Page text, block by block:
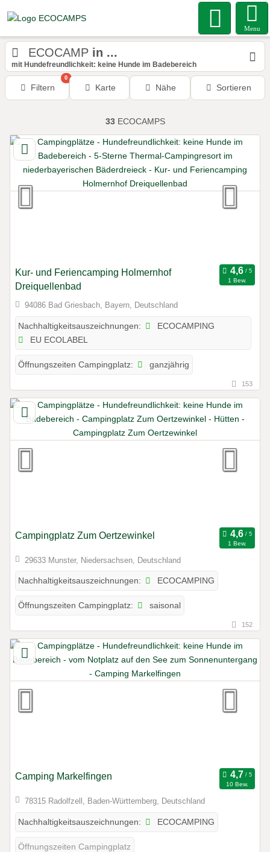
Menu
ECOCAMP in ...
mit Hundefreundlichkeit: keine Hunde im Badebereich
Filtern
0
Karte Nähe Sortieren
33ECOCAMPS
Kur- und Feriencamping Holmernhof
Dreiquellenbad
1 Bew.
94086 Bad Griesbach, Bayern, Deutschland
Nachhaltigkeitsauszeichnungen:
ECOCAMPING
EU ECOLABEL
Öffnungszeiten Campingplatz: ganzjährig
153
Campingplatz Zum Oertzewinkel
1 Bew.
29633 Munster, Niedersachsen, Deutschland
Nachhaltigkeitsauszeichnungen: ECOCAMPING
Öffnungszeiten Campingplatz: saisonal
152
Camping Markelfingen
10 Bew.
78315 Radolfzell, Baden-Württemberg, Deutschland
Nachhaltigkeitsauszeichnungen: ECOCAMPING
Öffnungszeiten Campingplatz